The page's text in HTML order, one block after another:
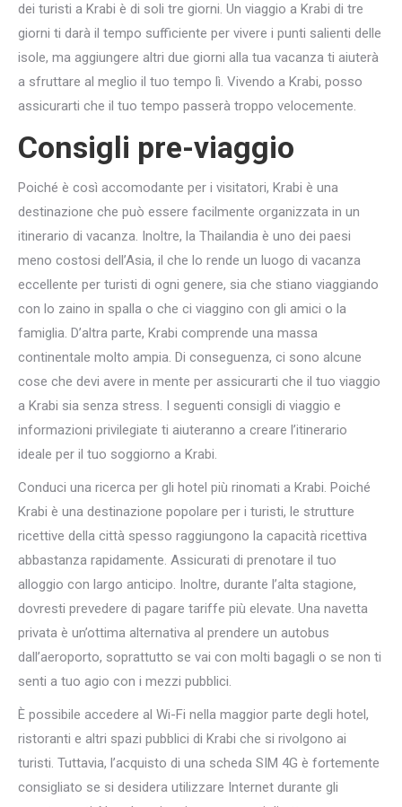
dei turisti a Krabi è di soli tre giorni. Un viaggio a Krabi di tre
giorni ti darà il tempo sufficiente per vivere i punti salienti delle
isole, ma aggiungere altri due giorni alla tua vacanza ti aiuterà
a sfruttare al meglio il tuo tempo lì. Vivendo a Krabi, posso
assicurarti che il tuo tempo passerà troppo velocemente.
Consigli pre-viaggio
Poiché è così accomodante per i visitatori, Krabi è una
destinazione che può essere facilmente organizzata in un
itinerario di vacanza. Inoltre, la Thailandia è uno dei paesi
meno costosi dell’Asia, il che lo rende un luogo di vacanza
eccellente per turisti di ogni genere, sia che stiano viaggiando
con lo zaino in spalla o che ci viaggino con gli amici o la
famiglia. D’altra parte, Krabi comprende una massa
continentale molto ampia. Di conseguenza, ci sono alcune
cose che devi avere in mente per assicurarti che il tuo viaggio
a Krabi sia senza stress. I seguenti consigli di viaggio e
informazioni privilegiate ti aiuteranno a creare l’itinerario
ideale per il tuo soggiorno a Krabi.
Conduci una ricerca per gli hotel più rinomati a Krabi. Poiché
Krabi è una destinazione popolare per i turisti, le strutture
ricettive della città spesso raggiungono la capacità ricettiva
abbastanza rapidamente. Assicurati di prenotare il tuo
alloggio con largo anticipo. Inoltre, durante l’alta stagione,
dovresti prevedere di pagare tariffe più elevate. Una navetta
privata è un’ottima alternativa al prendere un autobus
dall’aeroporto, soprattutto se vai con molti bagagli o se non ti
senti a tuo agio con i mezzi pubblici.
È possibile accedere al Wi-Fi nella maggior parte degli hotel,
ristoranti e altri spazi pubblici di Krabi che si rivolgono ai
turisti. Tuttavia, l’acquisto di una scheda SIM 4G è fortemente
consigliato se si desidera utilizzare Internet durante gli